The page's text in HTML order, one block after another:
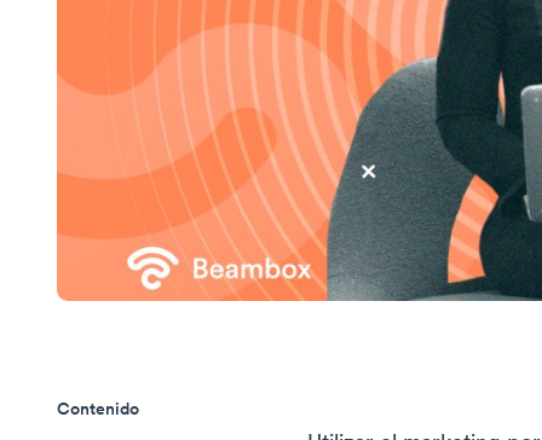
Contenido